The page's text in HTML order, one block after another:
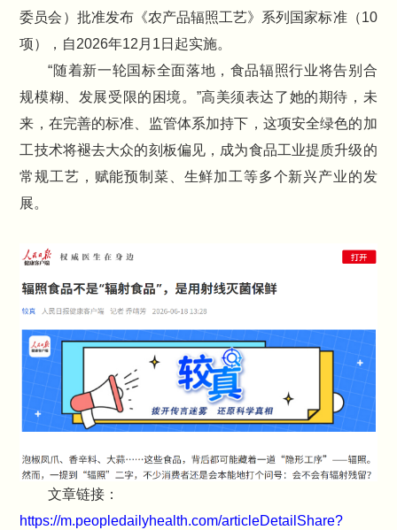
委员会）批准发布《农产品辐照工艺》系列国家标准（10
项），自2026年12月1日起实施。
“随着新一轮国标全面落地，食品辐照行业将告别合
规模糊、发展受限的困境。”高美须表达了她的期待，未
来，在完善的标准、监管体系加持下，这项安全绿色的加
工技术将褪去大众的刻板偏见，成为食品工业提质升级的
常规工艺，赋能预制菜、生鲜加工等多个新兴产业的发
展。
文章链接：
https://m.peopledailyhealth.com/articleDetailShare?